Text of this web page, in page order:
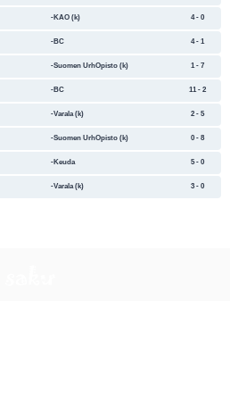
KAO (k) 4 - 0
BC 4 - 1
Suomen UrhOpisto (k) 1 - 7
BC 11 - 2
Varala (k) 2 - 5
Suomen UrhOpisto (k) 0 - 8
Keuda 5 - 0
Varala (k) 3 - 0